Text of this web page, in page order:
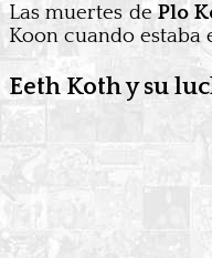
Las muertes dePlo
Koon cuando
Eeth Koth y su